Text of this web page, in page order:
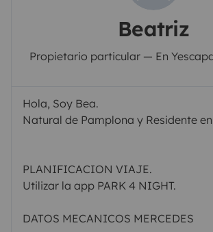
Beatriz
Propietario particular — En
Hola, Soy Bea.
Natural de Pamplona y Residente
PLANIFICACION VIAJE.
Utilizar la app PARK 4 NIGHT.
DATOS MECANICOS MERCEDES